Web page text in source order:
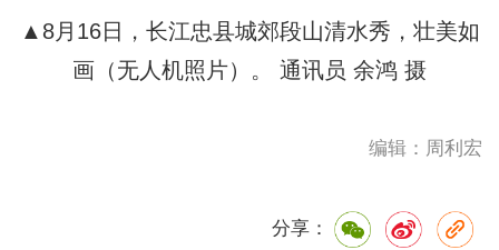
▲8月16日，长江忠县城郊段山清水秀，壮美如
画（无人机照片）。 通讯员 余鸿 摄
编辑：周利宏
分享：